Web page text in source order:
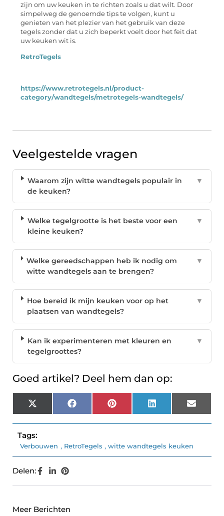
zijn om uw keuken in te richten zoals u dat wilt. Door
simpelweg de genoemde tips te volgen, kunt u
genieten van het plezier van het gebruik van deze
tegels zonder dat u zich beperkt voelt door het feit dat
uw keuken wit is.
RetroTegels
https://www.retrotegels.nl/product-
category/wandtegels/metrotegels-wandtegels/
Veelgestelde vragen
Waarom zijn witte wandtegels populair in
de keuken?
▼
Welke tegelgrootte is het beste voor een
kleine keuken?
▼
Welke gereedschappen heb ik nodig om
witte wandtegels aan te brengen?
▼
Hoe bereid ik mijn keuken voor op het
plaatsen van wandtegels?
▼
Kan ik experimenteren met kleuren en
tegelgroottes?
▼
Goed artikel? Deel hem dan op:
X
(Twitter)
Facebook Pinterest LinkedIn Email
Tags:
Verbouwen , RetroTegels , witte wandtegels keuken
Delen:
Meer Berichten